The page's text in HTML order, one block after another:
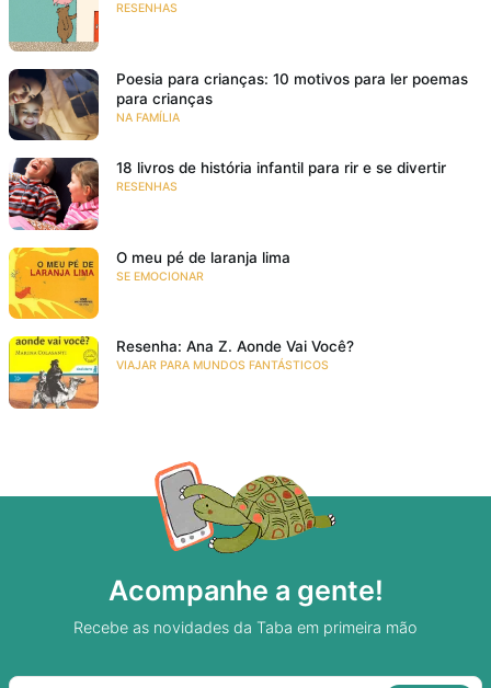
RESENHAS
Poesia para crianças: 10 motivos para ler poemas
para crianças
NA FAMÍLIA
18 livros de história infantil para rir e se divertir
RESENHAS
O meu pé de laranja lima
SE EMOCIONAR
Resenha: Ana Z. Aonde Vai Você?
VIAJAR PARA MUNDOS FANTÁSTICOS
Acompanhe a gente!
Recebe as novidades da Taba em primeira mão